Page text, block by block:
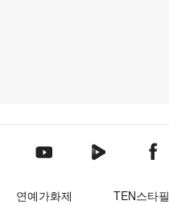
텐아시아 유튜브텐아시아 네이버
텐
연예가화제 TEN스타